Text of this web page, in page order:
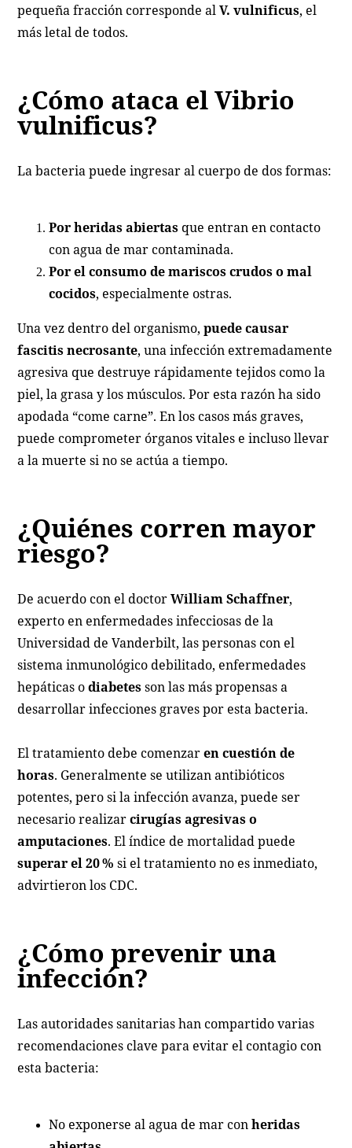
pequeña fracción corresponde alV. vulnificus, el
más letal de todos.
¿Cómo ataca el Vibrio
vulnificus?
La bacteria puede ingresar al cuerpo de dos formas:
Por heridas abiertasque entran en contacto
con agua de mar contaminada.
Por el consumo de mariscos crudos o mal
cocidos, especialmente ostras.
Una vez dentro del organismo,puede causar
fascitis necrosante, una infección extremadamente
agresiva que destruye rápidamente tejidos como la
piel, la grasa y los músculos. Por esta razón ha sido
apodada “come carne”. En los casos más graves,
puede comprometer órganos vitales e incluso llevar
a la muerte si no se actúa a tiempo.
¿Quiénes corren mayor
riesgo?
De acuerdo con el doctorWilliam Schaffner,
experto en enfermedades infecciosas de la
Universidad de Vanderbilt, las personas con el
sistema inmunológico debilitado, enfermedades
hepáticas odiabetesson las más propensas a
desarrollar infecciones graves por esta bacteria.
El tratamiento debe comenzaren cuestión de
horas. Generalmente se utilizan antibióticos
potentes, pero si la infección avanza, puede ser
necesario realizarcirugías agresivas o
amputaciones. El índice de mortalidad puede
superar el 20 % si el tratamiento no es inmediato,
advirtieron los CDC.
¿Cómo prevenir una
infección?
Las autoridades sanitarias han compartido varias
recomendaciones clave para evitar el contagio con
esta bacteria:
No exponerse al agua de mar conheridas